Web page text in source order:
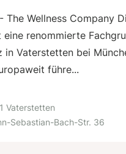
The Wellness Company
eine renommierte
in Vaterstetten bei
führe...
Vaterstetten
Sebastian-Bach-Str. 36